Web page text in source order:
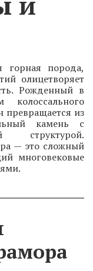
горная порода,
олицетворяет
Рожденный в
превращается из
камень с
структурой.
— это сложный
многовековые